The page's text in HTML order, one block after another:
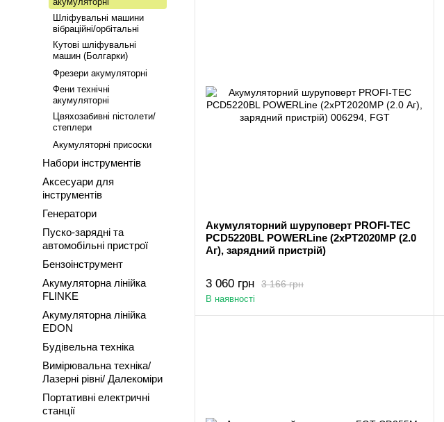
Акумуляторний шуруповерт PROFI-TEC
PCD5220BL POWERLine (2хPT2020MP (2.0
Аг), зарядний пристрій)
3 166 грн
3 060 грн
В наявності
Шліфувальні машини
вібраційні/орбітальні
Кутові шліфувальні
машин (Болгарки)
Фрезери акумуляторні
Фени технічні
акумуляторні
Цвяхозабивні пістолети/
степлери
Акумуляторні присоски
Набори інструментів
Аксесуари для
інструментів
Генератори
Пуско-зарядні та
автомобільні пристрої
Бензоінструмент
Акумуляторна лінійка
FLINKE
Акумуляторна лінійка
EDON
Будівельна техніка
Вимірювальна техніка/
Лазерні рівні/ Далекоміри
Портативні електричні
станції